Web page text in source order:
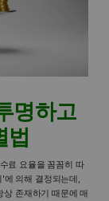
명하고
법
료 요율을 꼼꼼히 따
에 의해 결정되는데,
상 존재하기 때문에 매